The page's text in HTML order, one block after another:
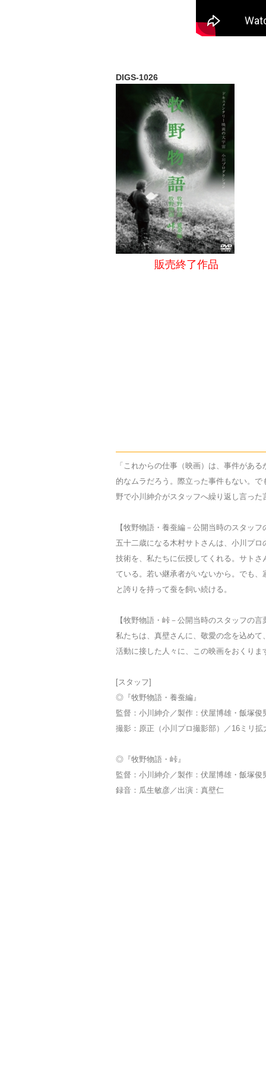
DIGS-1026
販売終了作品
「これからの仕事（映画）は、事件があ
的なムラだろう。際立った事件もない。
野で小川紳介がスタッフへ繰り返し言った
【牧野物語・養蚕編－公開当時のスタッフ
五十二歳になる木村サトさんは、小川プ
技術を、私たちに伝授してくれる。サト
ている。若い継承者がいないから。でも
と誇りを持って蚕を飼い続ける。
【牧野物語・峠－公開当時のスタッフの言
私たちは、真壁さんに、敬愛の念を込め
活動に接した人々に、この映画をおくりま
[スタッフ]
◎『牧野物語・養蚕編』
監督：小川紳介／製作：伏屋博雄・飯塚俊
撮影：原正（小川プロ撮影部）／16ミリ
◎『牧野物語・峠』
監督：小川紳介／製作：伏屋博雄・飯塚俊
録音：瓜生敏彦／出演：真壁仁